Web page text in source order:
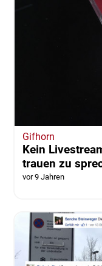
Gifhorn
Kein
trauen zu
vor 9 Jahren